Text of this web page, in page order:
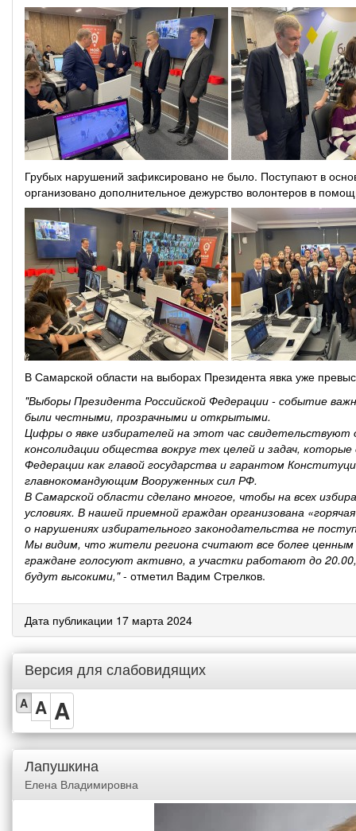
Грубых нарушений зафиксировано не было. Поступают в
организовано дополнительное дежурство волонтеров в
В Самарской области на выборах Президента явка уже
"Выборы Президента Российской Федерации - событие
были честными, прозрачными и открытыми.
Цифры о явке избирателей на этот час
консолидации общества вокруг тех целей и задач,
Федерации как главой государства и гарантом
главнокомандующим Вооруженных сил РФ.
В Самарской области сделано многое, чтобы на всех
условиях. В нашей приемной граждан организована
о нарушениях избирательного законодательства не
Мы видим, что жители региона считают все более ценным
граждане голосуют активно, а участки работают до
будут высокими,"- отметил Вадим Стрелков.
Дата публикации 17 марта 2024
Версия для слабовидящих
A A A
Лапушкина
Елена Владимировна